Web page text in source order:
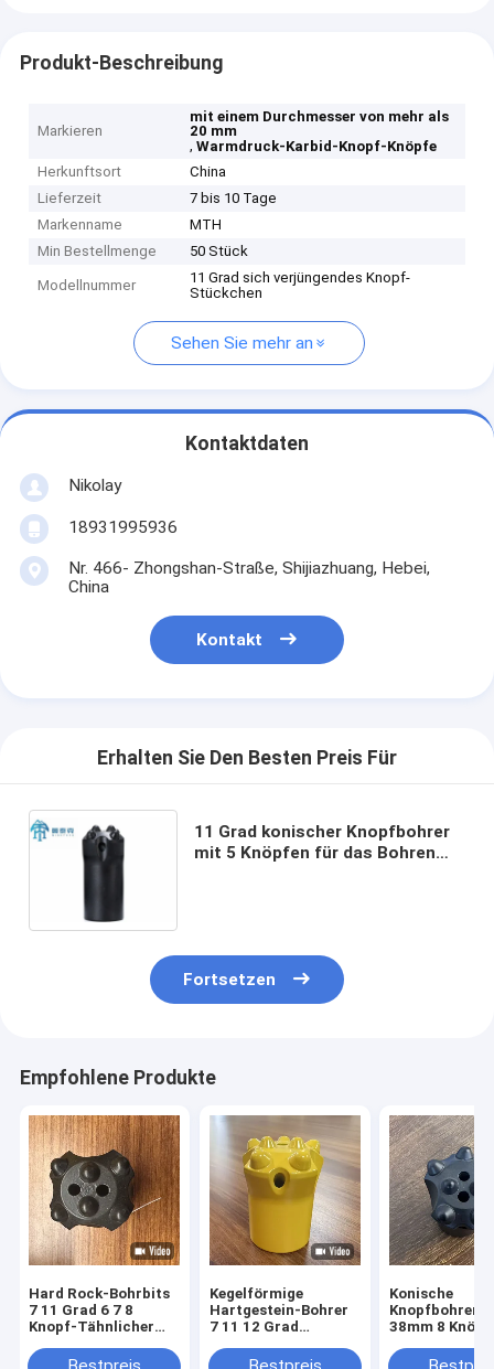
Produkt-Beschreibung
Markieren
mit einem Durchmesser von mehr als
20 mm
,Warmdruck-Karbid-Knopf-Knöpfe
Herkunftsort
China
Lieferzeit
7 bis 10 Tage
Markenname
MTH
Min Bestellmenge
50 Stück
Modellnummer
11 Grad sich verjüngendes Knopf-
Stückchen
Sehen Sie mehr an
Kontaktdaten
Nikolay
18931995936
Nr. 466- Zhongshan-Straße, Shijiazhuang, Hebei,
China
Kontakt
Erhalten Sie Den Besten Preis Für
11 Grad konischer Knopfbohrer
mit 5 Knöpfen für das Bohren
Fortsetzen
Empfohlene Produkte
Hard Rock-Bohrbits
7 11 Grad 6 7 8
Knopf-Tähnlicher
Kegelförmige
Hartgestein-Bohrer
7 11 12 Grad
Bergbau
Konische
Knopfbohrer
38mm 8
in Minen und